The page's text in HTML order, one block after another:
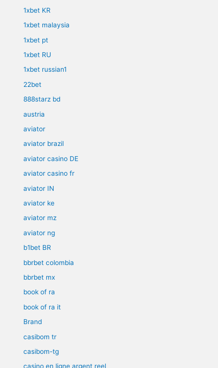
1xbet KR
1xbet malaysia
1xbet pt
1xbet RU
1xbet russian1
22bet
888starz bd
austria
aviator
aviator brazil
aviator casino DE
aviator casino fr
aviator IN
aviator ke
aviator mz
aviator ng
b1bet BR
bbrbet colombia
bbrbet mx
book of ra
book of ra it
Brand
casibom tr
casibom-tg
casino en ligne argent reel